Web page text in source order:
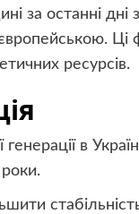
за останні дні
європейською.
ресурсів.
в